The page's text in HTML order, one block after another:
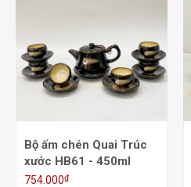
Bộ ấm chén Quai Trúc
xước HB61 - 450ml
754.000₫